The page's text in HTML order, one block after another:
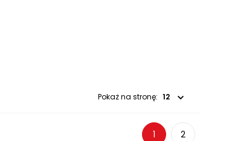
Pokaż na stronę:
1 2